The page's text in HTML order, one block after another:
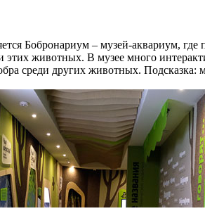
Бобронариум – музей-аквариум, где
этих животных. В музее много
среди других животных. Подсказка: